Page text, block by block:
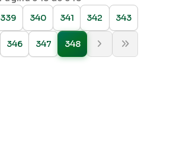
339
340 341 342 343
346 347 348